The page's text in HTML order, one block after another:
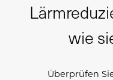
wie
Überprüfen